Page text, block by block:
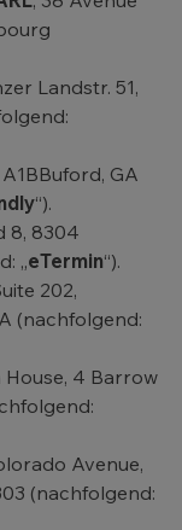
Landstr. 51,
A1BBuford, GA
“).
8, 8304
„eTermin“).
202,
(nachfolgend:
House, 4 Barrow
Avenue,
(nachfolgend: